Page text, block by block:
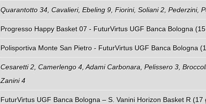
Quarantotto 34, Cavalieri, Ebeling 9, Fiorini, Soliani 2, Pederzini,
Progresso Happy Basket 07 - FuturVirtus UGF Banca Bologna
Polisportiva Monte San Pietro - FuturVirtus UGF Banca Bologna
Cesaretti 2, Camerlengo 4, Adami Carbonara, Pelissero 3,
Zanini 4
FuturVirtus UGF Banca Bologna – S. Vanini Horizon Basket R